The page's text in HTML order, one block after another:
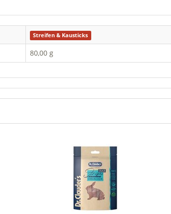
Streifen & Kausticks
80,00 g